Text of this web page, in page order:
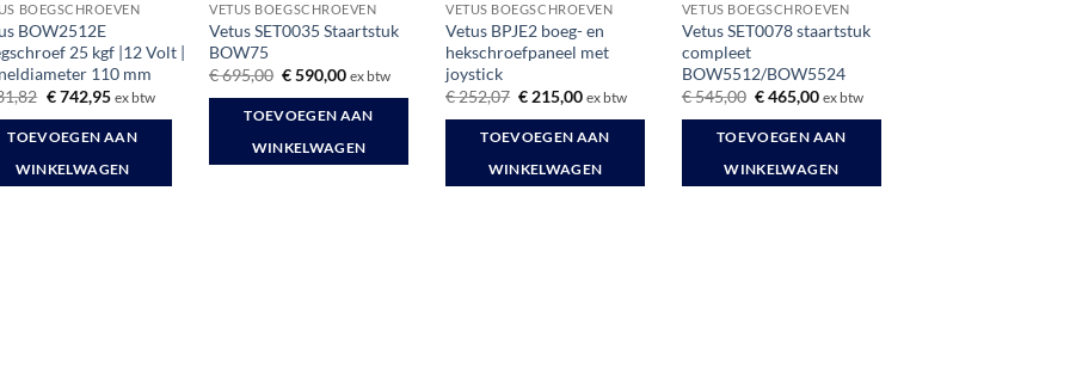
BOEGSCHROEVEN
BOW2512E
25 kgf |12 Volt |
110 mm
Oorspronkelijke
was:
€ 931,82.
€742,95Huidige
is:
€ 742,95.
ex btw
TOEVOEGEN AAN
WINKELWAGEN
VETUS BOEGSCHROEVEN
Vetus SET0035 Staartstuk
BOW75
€695,00 Oorspronkelijke
was:
€ 695,00.
€590,00Huidige
is:
€ 590,00.
ex btw
TOEVOEGEN AAN
WINKELWAGEN
VETUS BOEGSCHROEVEN
Vetus BPJE2 boeg- en
hekschroefpaneel met
joystick
€252,07 Oorspronkelijke
was:
€ 252,07.
€215,00Huidige
is:
€ 215,00.
ex btw
TOEVOEGEN AAN
WINKELWAGEN
VETUS BOEGSCHROEVEN
Vetus SET0078 staartstuk
compleet
BOW5512/BOW5524
€545,00 Oorspronkelijke
was:
€ 545,00.
€465,00Huidige
is:
€ 465,00.
ex btw
TOEVOEGEN AAN
WINKELWAGEN